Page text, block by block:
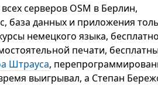
серверов OSM в Берлин,
данных и приложения
немецкого языка,
печати,
Штрауса,
выигрывал, а Степан